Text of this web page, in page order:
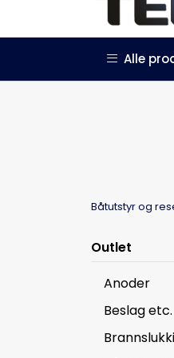
Trustpilot
Alle
Båtutstyr og
Outlet
Anoder
Beslag etc.